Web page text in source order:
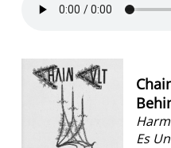
Es